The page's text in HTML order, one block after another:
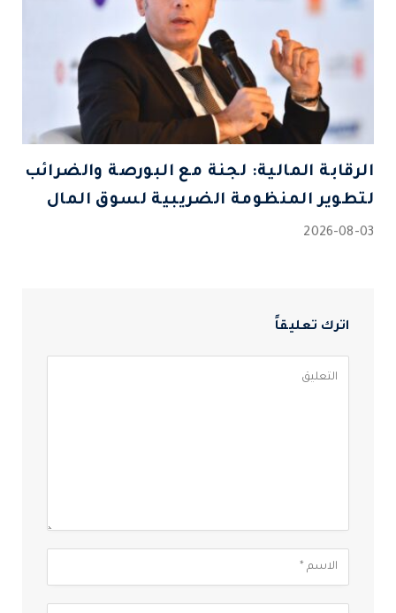
الرقابة المالية: لجنة مع البورصة والضرائب
لتطوير المنظومة الضريبية لسوق المال
2026-08-03
اترك تعليقاً